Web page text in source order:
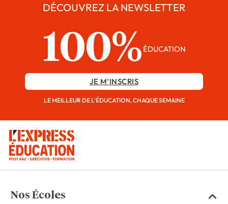
DÉCOUVREZ LA NEWSLETTER
100% ÉDUCATION
JE M'INSCRIS
LE MEILLEUR DE L'ÉDUCATION, CHAQUE SEMAINE
Nos Écoles